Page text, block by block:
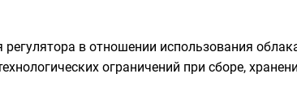
в отношении использования
ограничений при сборе,